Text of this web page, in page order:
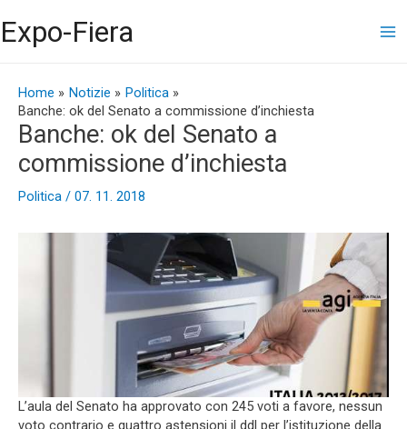
al
contenuto
Expo-Fiera
Home Notizie
Politica
Banche: ok del Senato a commissione d’inchiesta
Banche: ok del Senato a
commissione d’inchiesta
Politica / 07. 11. 2018
L’aula del Senato ha approvato con 245 voti a favore, nessun
voto contrario e quattro astensioni il ddl per l’istituzione della
articoli